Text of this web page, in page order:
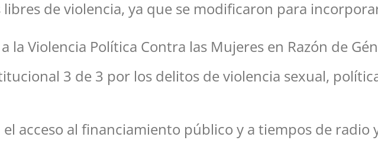
de violencia, ya que se modificaron para
la Violencia Política Contra las Mujeres en Razón de
3 de 3 por los delitos de violencia sexual,
acceso al financiamiento público y a tiempos de radio